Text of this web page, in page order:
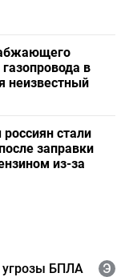
в
неизвестный
стали
заправки
из-за